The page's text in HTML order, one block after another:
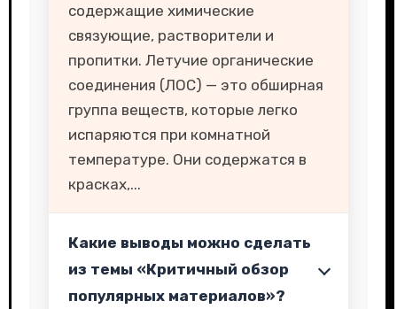
содержащие химические
связующие, растворители и
пропитки. Летучие органические
соединения (ЛОС) — это обширная
группа веществ, которые легко
испаряются при комнатной
температуре. Они содержатся в
красках,...
Какие выводы можно сделать
из темы «Критичный обзор
популярных материалов»?